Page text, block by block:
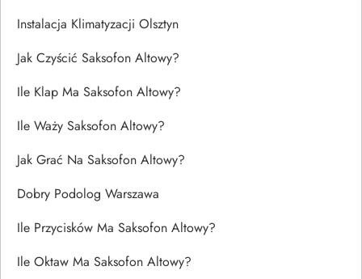
Instalacja Klimatyzacji Olsztyn
Jak Czyścić Saksofon Altowy?
Ile Klap Ma Saksofon Altowy?
Ile Waży Saksofon Altowy?
Jak Grać Na Saksofon Altowy?
Dobry Podolog Warszawa
Ile Przycisków Ma Saksofon Altowy?
Ile Oktaw Ma Saksofon Altowy?